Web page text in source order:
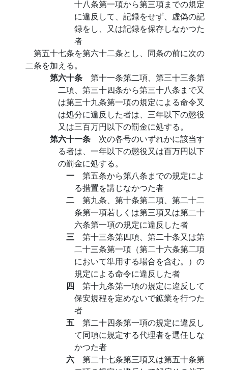
十八条第一項から第三項までの規定
に違反して、記録をせず、虚偽の記
録をし、又は記録を保存しなかつた
者
第五十七条を第六十二条とし、同条の前に次の
二条を加える。
第六十条 第十一条第二項、第三十三条第
二項、第三十四条から第三十八条まで又
は第三十九条第一項の規定による命令又
は処分に違反した者は、三年以下の懲役
又は三百万円以下の罰金に処する。
第六十一条 次の各号のいずれかに該当す
る者は、一年以下の懲役又は百万円以下
の罰金に処する。
一 第五条から第八条までの規定によ
る措置を講じなかつた者
二 第九条、第十条第二項、第二十二
条第一項若しくは第三項又は第二十
六条第一項の規定に違反した者
三 第十三条第四項、第二十条又は第
二十三条第一項（第二十六条第二項
において準用する場合を含む。）の
規定による命令に違反した者
四 第十九条第一項の規定に違反して
保安規程を定めないで鉱業を行つた
者
五 第二十四条第一項の規定に違反し
て同項に規定する代理者を選任しな
かつた者
六 第二十七条第三項又は第五十条第